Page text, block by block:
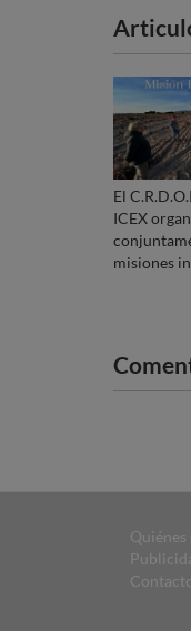
El
ICEX
misiones
Quiénes